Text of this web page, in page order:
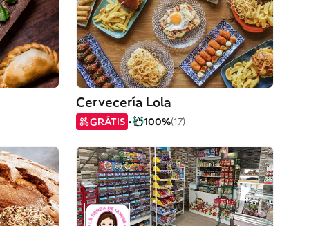
Cervecería Lola
GRÁTIS 100%(17)